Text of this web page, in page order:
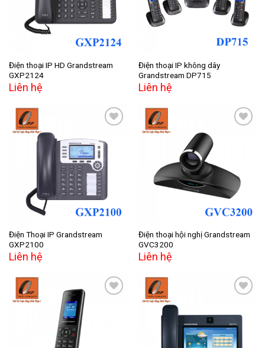
Điện thoại IP HD Grandstream
GXP2124
Liên hệ
Điện thoại IP không dây
Grandstream DP715
Liên hệ
Add to
wishlist
Điện Thoại IP Grandstream
GXP2100
Liên hệ
Điện thoại hội nghị Grandstream
GVC3200
Liên hệ
Add to
wishlist